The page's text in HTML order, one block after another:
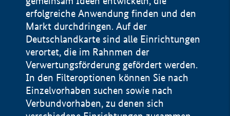
erfolgreiche Anwendung finden und den
Markt durchdringen. Auf der
Deutschlandkarte sind alle Einrichtungen
verortet, die im Rahnmen der
Verwertungsförderung gefördert werden.
In den Filteroptionen können Sie nach
Einzelvorhaben suchen sowie nach
Verbundvorhaben, zu denen sich